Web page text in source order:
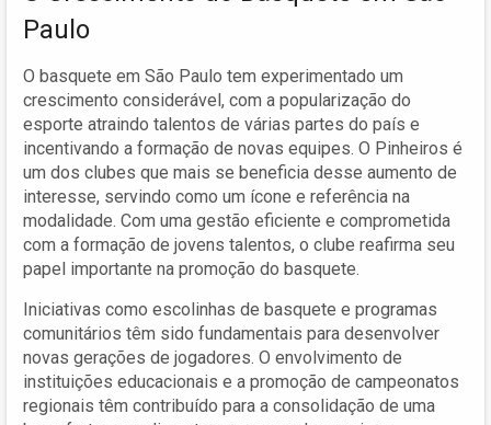
Paulo
O basquete em São Paulo tem experimentado um
crescimento considerável, com a popularização do
esporte atraindo talentos de várias partes do país e
incentivando a formação de novas equipes. O Pinheiros é
um dos clubes que mais se beneficia desse aumento de
interesse, servindo como um ícone e referência na
modalidade. Com uma gestão eficiente e comprometida
com a formação de jovens talentos, o clube reafirma seu
papel importante na promoção do basquete.
Iniciativas como escolinhas de basquete e programas
comunitários têm sido fundamentais para desenvolver
novas gerações de jogadores. O envolvimento de
instituições educacionais e a promoção de campeonatos
regionais têm contribuído para a consolidação de uma